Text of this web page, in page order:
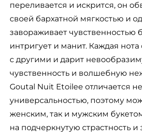
переливается и искрится, он
своей бархатной мягкостью и
завораживает чувственностью
интригует и манит. Каждая нота
с другими и дарит
чувственность и волшебную
Goutal Nuit Etoilee отличается
универсальностью, поэтому
женским, так и мужским
на подчеркнутую страстность и